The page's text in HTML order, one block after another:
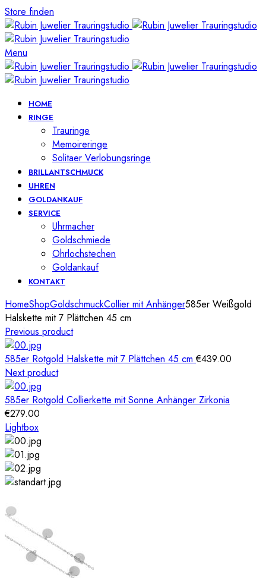
Store finden
Menu
HOME
RINGE
Trauringe
Memoireringe
Solitaer Verlobungsringe
BRILLANTSCHMUCK
UHREN
GOLDANKAUF
SERVICE
Uhrmacher
Goldschmiede
Ohrlochstechen
Goldankauf
KONTAKT
HomeShopGoldschmuckCollier mit Anhänger585er Weißgold
Halskette mit 7 Plättchen 45 cm
Previous product
585er Rotgold Halskette mit 7 Plättchen 45 cm€439.00
Next product
585er Rotgold Collierkette mit Sonne Anhänger Zirkonia
€279.00
Lightbox